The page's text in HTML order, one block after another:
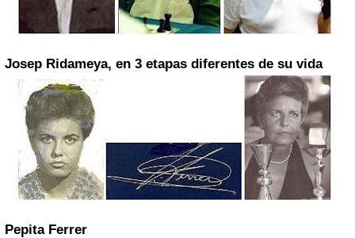
Josep Ridameya, en 3 etapas diferentes de su vida
Pepita Ferrer